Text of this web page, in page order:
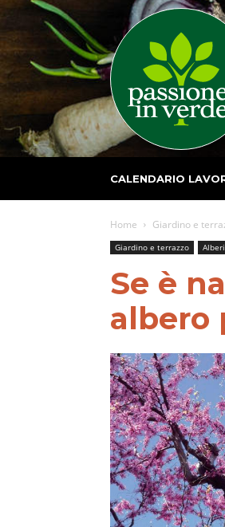
CALENDARIO
Home Giardino e
Giardino e terrazzo
Se è
albero